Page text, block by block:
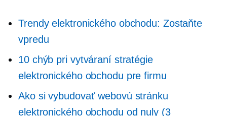
Trendy elektronického obchodu: Zostaňte
vpredu
10 chýb pri vytváraní stratégie
elektronického obchodu pre firmu
Ako si vybudovať webovú stránku
elektronického obchodu od nuly (3